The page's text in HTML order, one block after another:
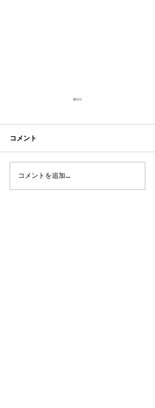
smokebooksコラム（19
時間目）
コメント
コメントを追加…